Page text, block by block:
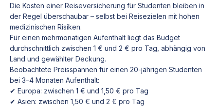
Die Kosten einer Reiseversicherung für Studenten bleiben in
der Regel überschaubar – selbst bei Reisezielen mit hohen
medizinischen Risiken.
Für einen mehrmonatigen Aufenthalt liegt das Budget
durchschnittlich zwischen 1 € und 2 € pro Tag, abhängig von
Land und gewählter Deckung.
Beobachtete Preisspannen für einen 20-jährigen Studenten
bei 3–4 Monaten Aufenthalt:
✔ Europa: zwischen 1 € und 1,50 € pro Tag
✔ Asien: zwischen 1,50 € und 2 € pro Tag